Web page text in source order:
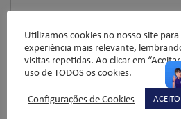
Nome*
Utilizamos cookies no nosso site
experiência mais relevante,
visitas repetidas. Ao clicar em
uso de TODOS os cookies.
Configurações de Cookies
ACEITO